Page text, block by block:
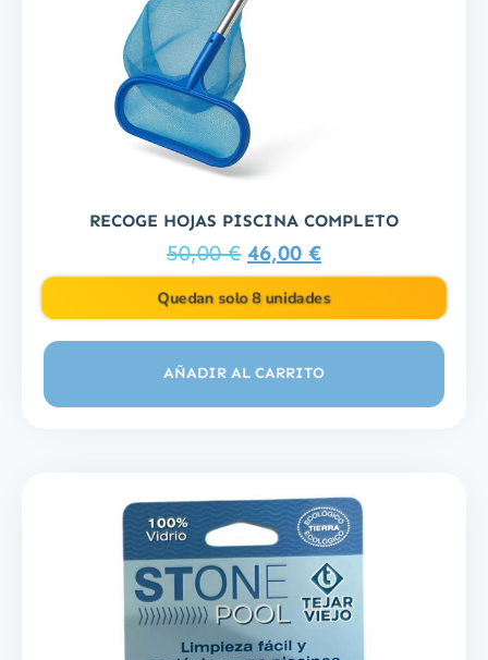
RECOGE HOJAS PISCINA COMPLETO
50,00€ 46,00 €
Quedan solo 8 unidades
AÑADIR AL CARRITO